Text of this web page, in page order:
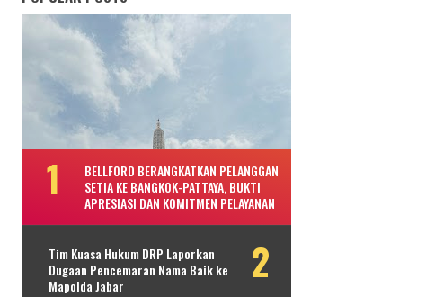
BELLFORD BERANGKATKAN PELANGGAN
SETIA KE BANGKOK-PATTAYA, BUKTI
APRESIASI DAN KOMITMEN PELAYANAN
Tim Kuasa Hukum DRP Laporkan
Dugaan Pencemaran Nama Baik ke
Mapolda Jabar